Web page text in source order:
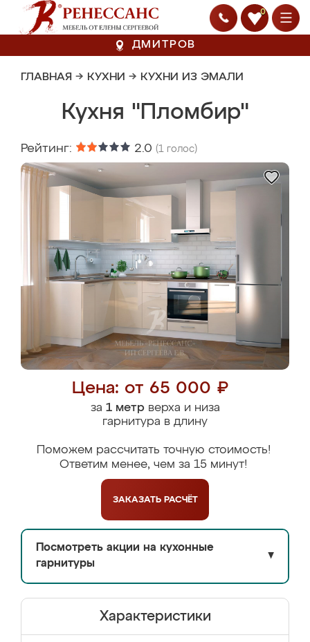
0
ДМИТРОВ
ГЛАВНАЯ → КУХНИ → КУХНИ ИЗ ЭМАЛИ
Кухня "Пломбир"
Рейтинг: 2.0 (1 голос)
Цена: от 65 000 ₽
за 1 метрверха и низа
гарнитура в длину
Поможем рассчитать точную стоимость!
Ответим менее, чем за 15 минут!
ЗАКАЗАТЬ РАСЧЁТ
Посмотреть акции на кухонные
гарнитуры
▼
Характеристики